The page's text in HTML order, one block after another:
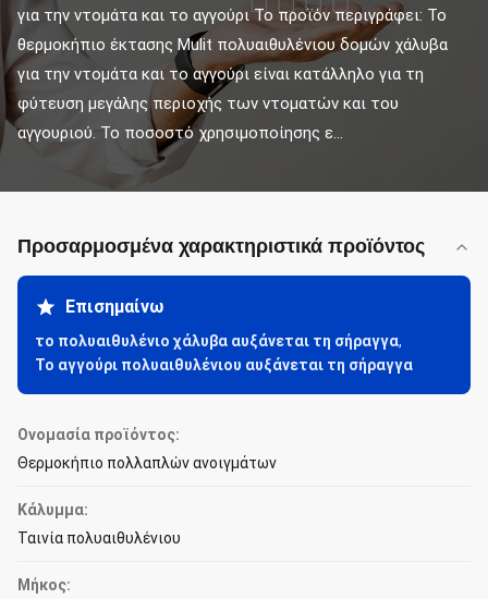
για την ντομάτα και το αγγούρι Το προϊόν περιγράφει: Το
θερμοκήπιο έκτασης Mulit πολυαιθυλένιου δομών χάλυβα
για την ντομάτα και το αγγούρι είναι κατάλληλο για τη
φύτευση μεγάλης περιοχής των ντοματών και του
αγγουριού. Το ποσοστό χρησιμοποίησης ε...
Προσαρμοσμένα χαρακτηριστικά προϊόντος
Επισημαίνω
το πολυαιθυλένιο χάλυβα αυξάνεται τη σήραγγα,
Το αγγούρι πολυαιθυλένιου αυξάνεται τη σήραγγα
Ονομασία προϊόντος:
Θερμοκήπιο πολλαπλών ανοιγμάτων
Κάλυμμα:
Ταινία πολυαιθυλένιου
Μήκος: